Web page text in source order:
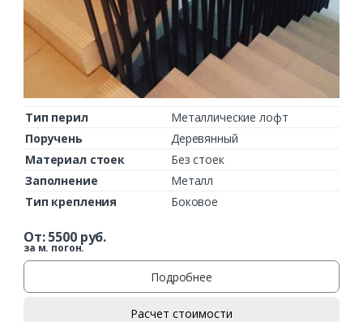
Тип перил
Металлические лофт
Поручень
Деревянный
Материал стоек
Без стоек
Заполнение
Металл
Тип крепления
Боковое
От:5500руб.
за м. погон.
Подробнее
Расчет стоимости